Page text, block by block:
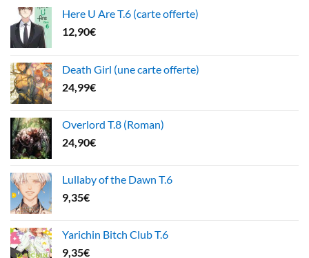
Here U Are T.6 (carte offerte)
12,90€
Death Girl (une carte offerte)
24,99€
Overlord T.8 (Roman)
24,90€
Lullaby of the Dawn T.6
9,35€
Yarichin Bitch Club T.6
9,35€